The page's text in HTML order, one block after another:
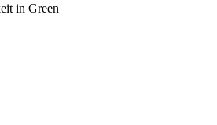
in Green